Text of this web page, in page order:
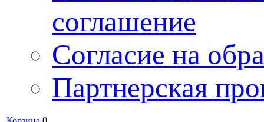
соглашение
Согласие на
Партнерская